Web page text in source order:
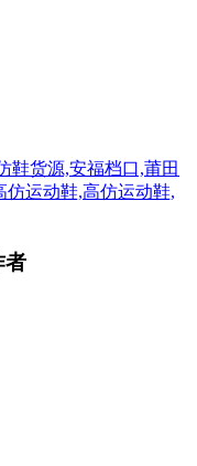
鞋货源,安福档口,莆田
仿运动鞋,高仿运动鞋,
者